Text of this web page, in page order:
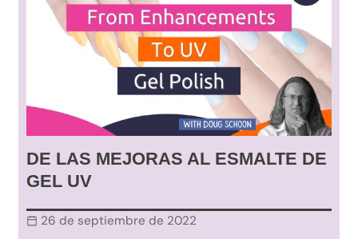
DE LAS MEJORAS AL ESMALTE DE
GEL UV
26 de septiembre de 2022